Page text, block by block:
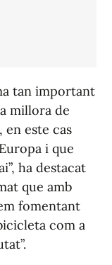
tan important
millora de
este cas
i que
ha destacat
que amb
fomentant
com a